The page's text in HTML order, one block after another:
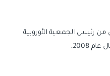
رئيس الجمعية الأوروبية
2008.